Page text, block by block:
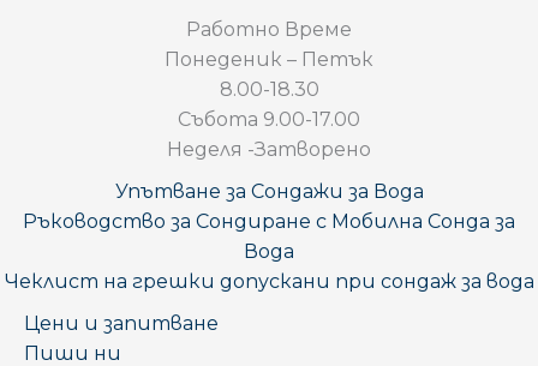
Работно Време
Понеденик – Петък
8.00-18.30
Събота 9.00-17.00
Неделя -Затворено
Упътване за Сондажи за Вода
Ръководство за Сондиране с Мобилна Сонда за
Вода
Чеклист на грешки допускани при сондаж за вода
Цени и запитване
Пиши ни